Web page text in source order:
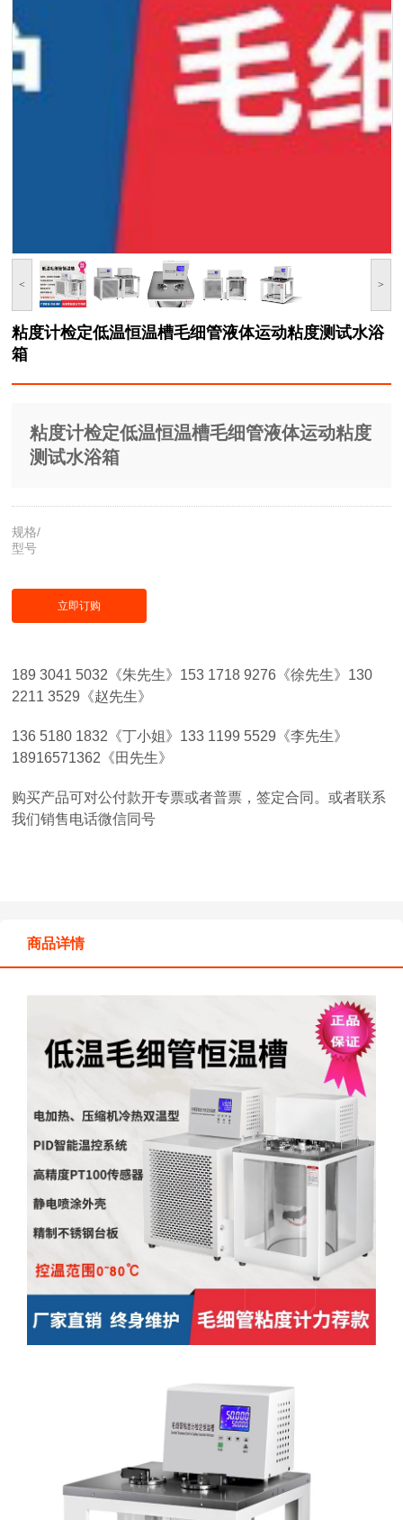
< >
粘度计检定低温恒温槽毛细管液体运动粘度测试水浴
箱
粘度计检定低温恒温槽毛细管液体运动粘度
测试水浴箱
规格/
型号
立即订购
189 3041 5032《朱先生》153 1718 9276《徐先生》130
2211 3529《赵先生》
136 5180 1832《丁小姐》133 1199 5529《李先生》
18916571362《田先生》
购买产品可对公付款开专票或者普票，签定合同。或者联系
我们销售电话微信同号
商品详情